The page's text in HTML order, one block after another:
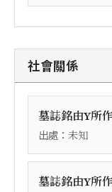
社會關係
墓誌銘由Y所作
出處： 未知
墓誌銘由Y所作